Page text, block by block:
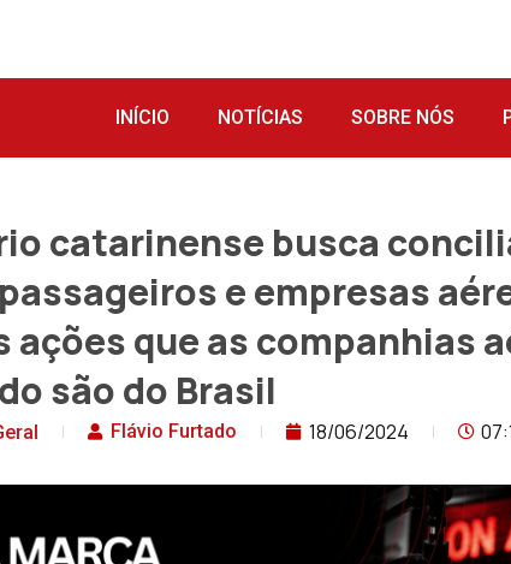
INÍCIO NOTÍCIAS SOBRE NÓS
catarinense busca
e empresas
ações que as companhias
são do Brasil
Flávio Furtado 18/06/2024